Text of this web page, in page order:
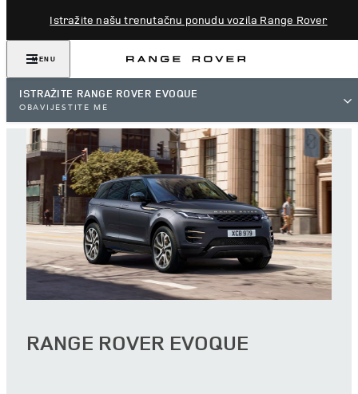
Istražite našu trenutačnu ponudu vozila Range Rover
MENU
ISTRAŽITE RANGE ROVER EVOQUE
OBAVIJESTITE ME
RANGE ROVER EVOQUE